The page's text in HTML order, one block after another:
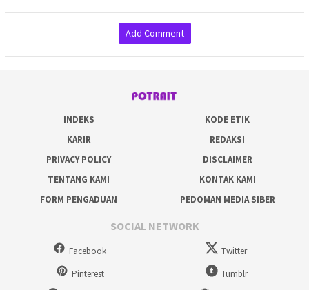
Add Comment
INDEKS
KODE ETIK
KARIR
REDAKSI
PRIVACY POLICY
DISCLAIMER
TENTANG KAMI
KONTAK KAMI
FORM PENGADUAN
PEDOMAN MEDIA SIBER
SOCIAL NETWORK
Facebook
Twitter
Pinterest
Tumblr